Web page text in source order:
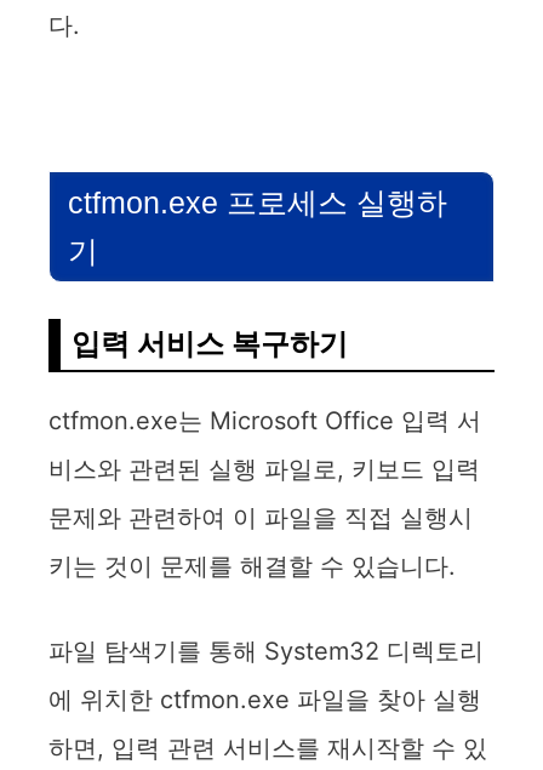
다.
ctfmon.exe 프로세스 실행하
기
입력 서비스 복구하기
ctfmon.exe는 Microsoft Office 입력 서
비스와 관련된 실행 파일로, 키보드 입력
문제와 관련하여 이 파일을 직접 실행시
키는 것이 문제를 해결할 수 있습니다.
파일 탐색기를 통해 System32 디렉토리
에 위치한 ctfmon.exe 파일을 찾아 실행
하면, 입력 관련 서비스를 재시작할 수 있